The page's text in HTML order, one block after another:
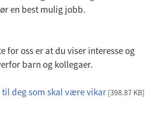
gjør en best mulig jobb.
for oss er at du viser interesse og
barn og kollegaer.
deg som skal være vikar [398.87 KB]